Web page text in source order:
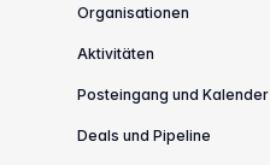
Organisationen
Aktivitäten
Posteingang und Kalender
Deals und Pipeline